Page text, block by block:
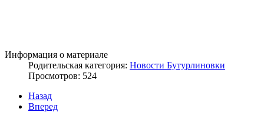
Информация о материале
Родительская категория: Новости Бутурлиновки
Просмотров: 524
Назад
Вперед